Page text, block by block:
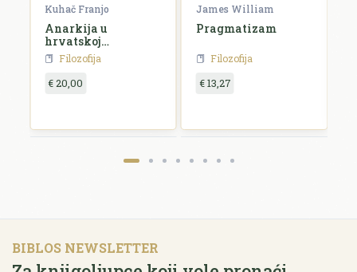
Kuhač Franjo
Anarkija u
hrvatskoj
književnosti i
umjetnosti
Filozofija
€ 20,00
James William
Pragmatizam
Filozofija
€ 13,27
BIBLOS NEWSLETTER